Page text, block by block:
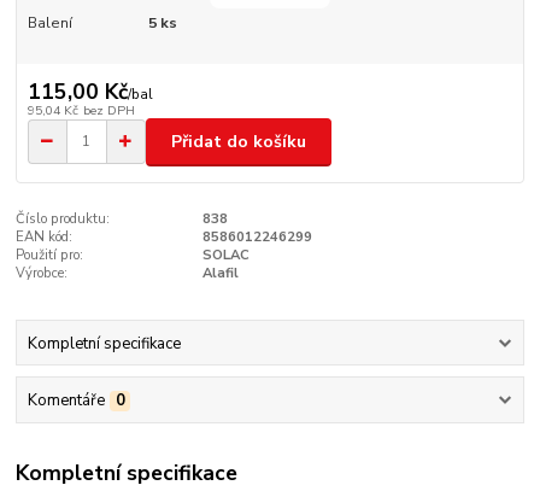
Balení
5 ks
115,00 Kč/bal
95,04 Kč bez DPH
Přidat do košíku
Číslo produktu:
838
EAN kód:
8586012246299
Použití pro:
SOLAC
Výrobce:
Alafil
Kompletní specifikace
Komentáře 0
Kompletní specifikace